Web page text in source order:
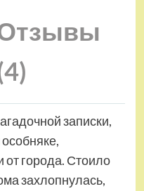
записки,
города. Стоило
захлопнулась,